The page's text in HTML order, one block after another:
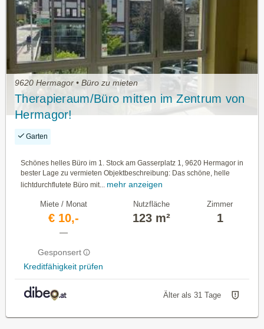
9620 Hermagor • Büro zu mieten
Therapieraum/Büro mitten im Zentrum von
Hermagor!
Garten
Schönes helles Büro im 1. Stock am Gasserplatz 1, 9620 Hermagor in
bester Lage zu vermieten Objektbeschreibung: Das schöne, helle
lichtdurchflutete Büro mit...
mehr anzeigen
Miete / Monat
€ 10,-
—
Gesponsert
Kreditfähigkeit prüfen
Nutzfläche
123 m²
Zimmer
1
Älter als 31 Tage